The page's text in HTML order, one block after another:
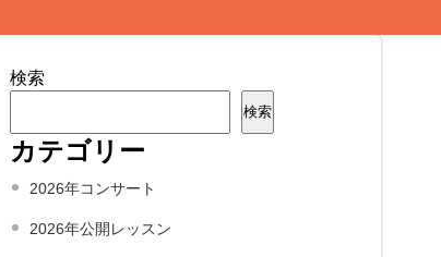
検索
検索
カテゴリー
2026年コンサート
2026年公開レッスン